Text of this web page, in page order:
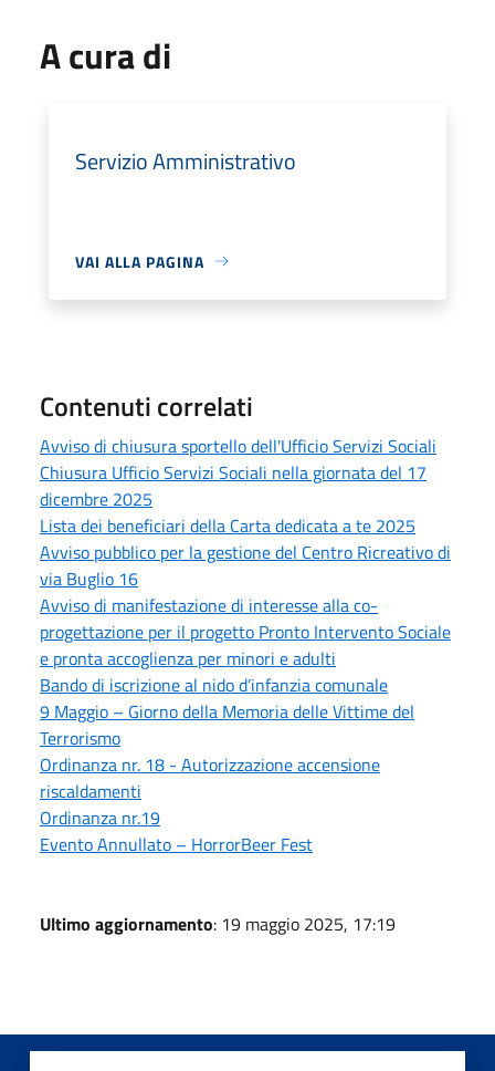
A cura di
Servizio Amministrativo
VAI ALLA PAGINA
Contenuti correlati
Avviso di chiusura sportello dell'Ufficio Servizi Sociali
Chiusura Ufficio Servizi Sociali nella giornata del 17
dicembre 2025
Lista dei beneficiari della Carta dedicata a te 2025
Avviso pubblico per la gestione del Centro Ricreativo di
via Buglio 16
Avviso di manifestazione di interesse alla co-
progettazione per il progetto Pronto Intervento Sociale
e pronta accoglienza per minori e adulti
Bando di iscrizione al nido d’infanzia comunale
9 Maggio – Giorno della Memoria delle Vittime del
Terrorismo
Ordinanza nr. 18 - Autorizzazione accensione
riscaldamenti
Ordinanza nr.19
Evento Annullato – HorrorBeer Fest
Ultimo aggiornamento: 19 maggio 2025, 17:19